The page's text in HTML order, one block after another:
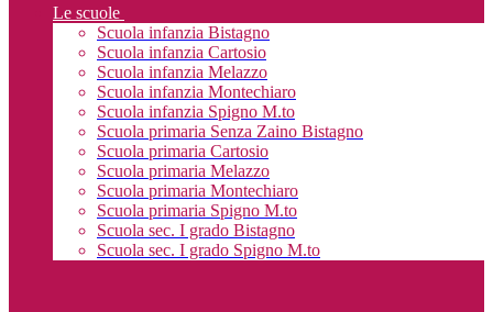
Le scuole
Scuola infanzia Bistagno
Scuola infanzia Cartosio
Scuola infanzia Melazzo
Scuola infanzia Montechiaro
Scuola infanzia Spigno M.to
Scuola primaria Senza Zaino Bistagno
Scuola primaria Cartosio
Scuola primaria Melazzo
Scuola primaria Montechiaro
Scuola primaria Spigno M.to
Scuola sec. I grado Bistagno
Scuola sec. I grado Spigno M.to